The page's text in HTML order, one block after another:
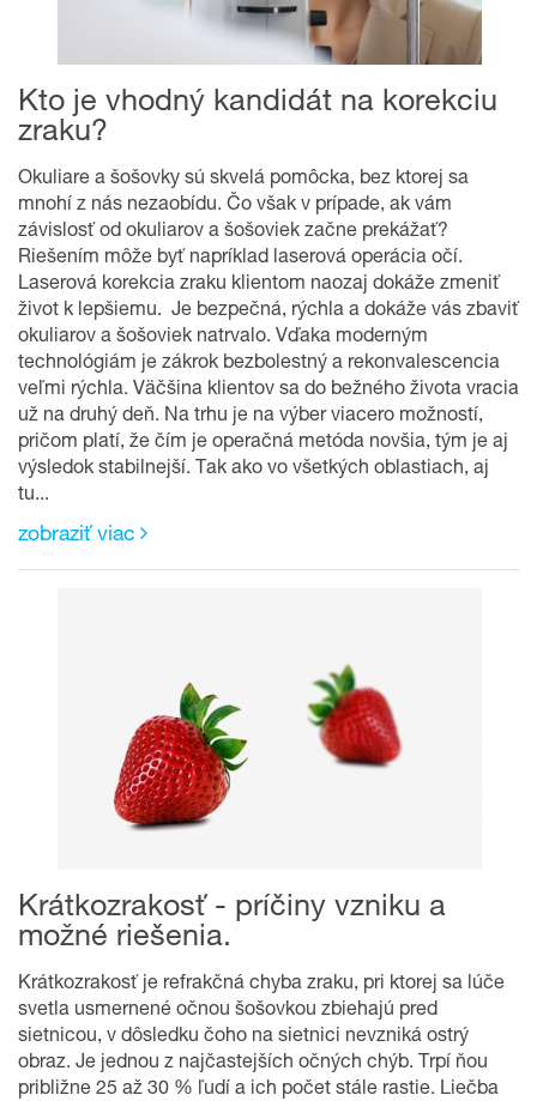
Kto je vhodný kandidát na korekciu
zraku?
Okuliare a šošovky sú skvelá pomôcka, bez ktorej sa
mnohí z nás nezaobídu. Čo však v prípade, ak vám
závislosť od okuliarov a šošoviek začne prekážať?
Riešením môže byť napríklad laserová operácia očí.
Laserová korekcia zraku klientom naozaj dokáže zmeniť
život k lepšiemu. Je bezpečná, rýchla a dokáže vás zbaviť
okuliarov a šošoviek natrvalo. Vďaka moderným
technológiám je zákrok bezbolestný a rekonvalescencia
veľmi rýchla. Väčšina klientov sa do bežného života vracia
už na druhý deň. Na trhu je na výber viacero možností,
pričom platí, že čím je operačná metóda novšia, tým je aj
výsledok stabilnejší. Tak ako vo všetkých oblastiach, aj
tu...
zobraziť viac
Krátkozrakosť - príčiny vzniku a
možné riešenia.
Krátkozrakosť je refrakčná chyba zraku, pri ktorej sa lúče
svetla usmernené očnou šošovkou zbiehajú pred
sietnicou, v dôsledku čoho na sietnici nevzniká ostrý
obraz. Je jednou z najčastejších očných chýb. Trpí ňou
približne 25 až 30 % ľudí a ich počet stále rastie. Liečba